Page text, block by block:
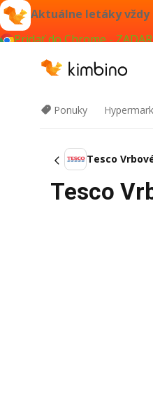
Aktuálne letáky vždy
Pridať do Chrome -
Ponuky
Tesco
Tesco